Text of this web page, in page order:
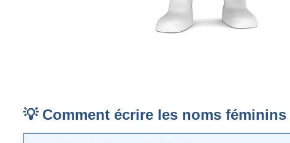
💡 Comment écrire les noms